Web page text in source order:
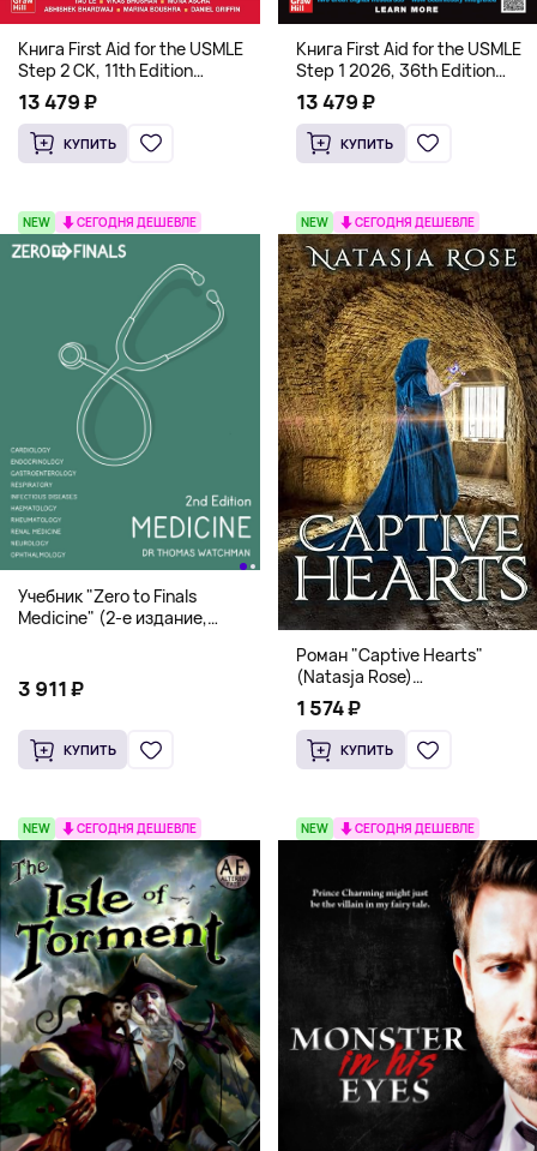
Книга First Aid for the USMLE
Step 2 CK, 11th Edition
(Мягкий переплет,
Английский язык)
13 479 ₽
КУПИТЬ
Книга First Aid for the USMLE
Step 1 2026, 36th Edition
(Мягкий переплет,
Английский язык)
13 479 ₽
КУПИТЬ
NEW СЕГОДНЯ ДЕШЕВЛЕ
Учебник "Zero to Finals
Medicine" (2-е издание,
3 911 ₽
КУПИТЬ
NEW СЕГОДНЯ ДЕШЕВЛЕ
Роман "Captive Hearts"
(Natasja Rose)
Романтическое фэнтези
1 574 ₽
КУПИТЬ
NEW СЕГОДНЯ ДЕШЕВЛЕ NEW СЕГОДНЯ ДЕШЕВЛЕ